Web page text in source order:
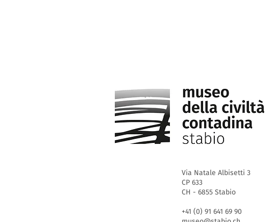
Via Natale Albisetti 3
CP 633
CH - 6855 Stabio
+41 (0) 91 641 69 90